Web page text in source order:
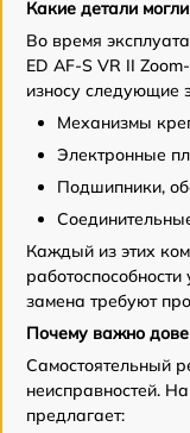
Какие детали
Во время
ED AF-S VR II
износу следующие
Механизмы
Электронные
Подшипники,
Каждый из этих
замена требуют
Почему важно
Самостоятельный
неисправностей.
предлагает: